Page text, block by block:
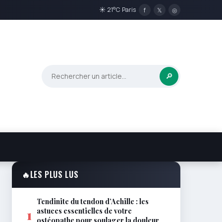
☀ 21°C Paris f 𝕏 ◎
🔎
🔥LES PLUS LUS
1
Tendinite du tendon d’Achille : les
astuces essentielles de votre
ostéopathe pour soulager la douleur